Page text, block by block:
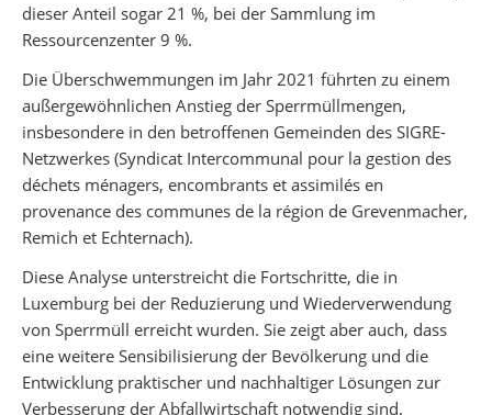
dieser Anteil sogar 21 %, bei der Sammlung im
Ressourcenzenter 9 %.
Die Überschwemmungen im Jahr 2021 führten zu einem
außergewöhnlichen Anstieg der Sperrmüllmengen,
insbesondere in den betroffenen Gemeinden des SIGRE-
Netzwerkes (Syndicat Intercommunal pour la gestion des
déchets ménagers, encombrants et assimilés en
provenance des communes de la région de Grevenmacher,
Remich et Echternach).
Diese Analyse unterstreicht die Fortschritte, die in
Luxemburg bei der Reduzierung und Wiederverwendung
von Sperrmüll erreicht wurden. Sie zeigt aber auch, dass
eine weitere Sensibilisierung der Bevölkerung und die
Entwicklung praktischer und nachhaltiger Lösungen zur
Verbesserung der Abfallwirtschaft notwendig sind.